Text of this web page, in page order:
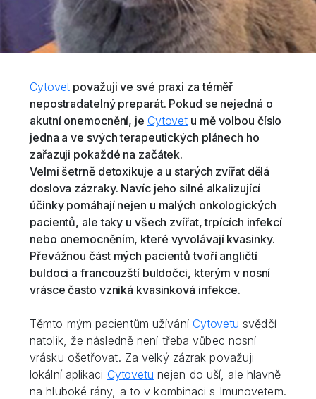
Cytovet považuji ve své praxi za téměř
nepostradatelný preparát. Pokud se nejedná o
akutní onemocnění, je Cytovet u mě volbou číslo
jedna a ve svých terapeutických plánech ho
zařazuji pokaždé na začátek.
Velmi šetrně detoxikuje a u starých zvířat dělá
doslova zázraky. Navíc jeho silné alkalizující
účinky pomáhají nejen u malých onkologických
pacientů, ale taky u všech zvířat, trpících infekcí
nebo onemocněním, které vyvolávají kvasinky.
Převážnou část mých pacientů tvoří angličtí
buldoci a francouzští buldočci, kterým v nosní
vrásce často vzniká kvasinková infekce.
Těmto mým pacientům užívání Cytovetu svědčí
natolik, že následně není třeba vůbec nosní
vrásku ošetřovat. Za velký zázrak považuji
lokální aplikaci Cytovetu nejen do uší, ale hlavně
na hluboké rány, a to v kombinaci s Imunovetem.